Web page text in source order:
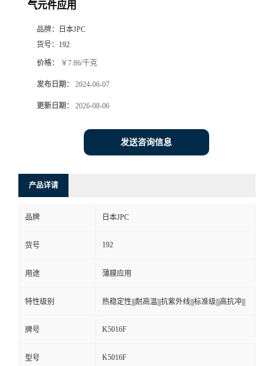
气元件应用
品牌：
日本JPC
货号： 192
价格： ￥7.86/千克
发布日期： 2024-06-07
更新日期： 2026-08-06
发送咨询信息
产品详请
品牌 日本JPC
货号 192
用途 薄膜应用
特性级别 热稳定性|||耐高温|||抗紫外线|||标准级|||高抗冲|||
牌号 K5016F
型号 K5016F